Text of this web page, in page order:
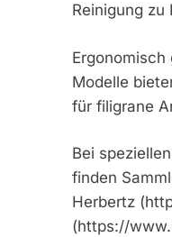
Reinigung
Modelle
für filigrane
Bei
finden
Herbertz
(https://